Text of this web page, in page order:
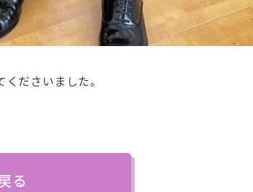
ださいました。
る